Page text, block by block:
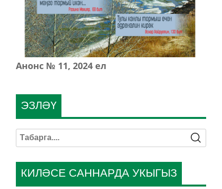
Анонс № 11, 2024 ел
КИЛӘСЕ САННАРДА УКЫГЫЗ
ЭЗЛӘҮ